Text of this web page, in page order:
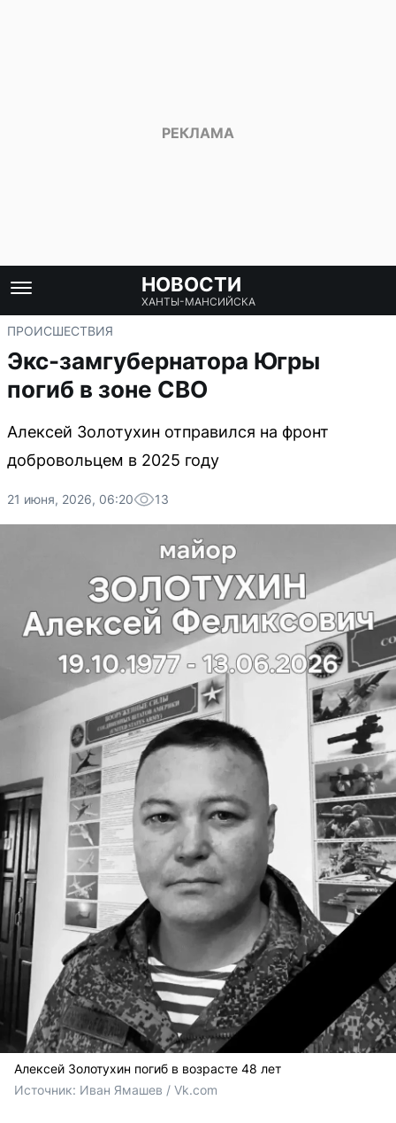
НОВОСТИ
ХАНТЫ-МАНСИЙСКА
ПРОИСШЕСТВИЯ
Экс-замгубернатора Югры
погиб в зоне СВО
Алексей Золотухин отправился на фронт
добровольцем в 2025 году
21 июня, 2026, 06:20 13
Алексей Золотухин погиб в возрасте 48 лет
Источник: Иван Ямашев / Vk.com